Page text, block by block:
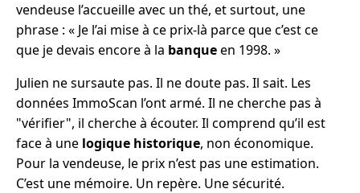
vendeuse l’accueille avec un thé, et surtout, une
phrase : « Je l’ai mise à ce prix-là parce que c’est ce
que je devais encore à la banqueen 1998. »
Julien ne sursaute pas. Il ne doute pas. Il sait. Les
données ImmoScan l’ont armé. Il ne cherche pas à
"vérifier", il cherche à écouter. Il comprend qu’il est
face à une logique historique, non économique.
Pour la vendeuse, le prix n’est pas une estimation.
C’est une mémoire. Un repère. Une sécurité.